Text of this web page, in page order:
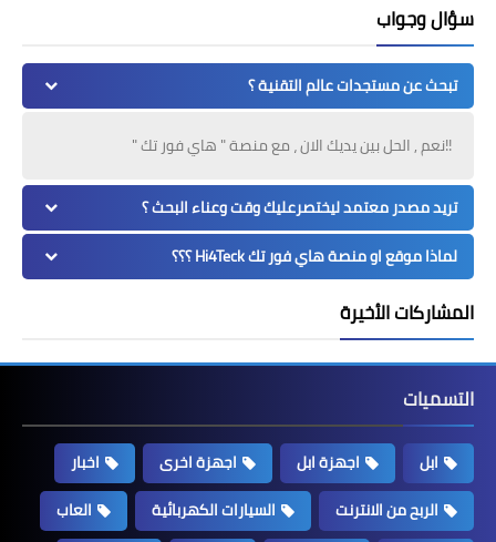
سؤال وجواب
تبحث عن مستجدات عالم التقنية ؟
!!نعم , الحل بين يديك الان ، مع منصة " هاي فور تك "
تريد مصدر معتمد ليختصرعليك وقت وعناء البحث ؟
لماذا موقع او منصة هاي فور تك Hi4Teck ؟؟؟
المشاركات الأخيرة
التسميات
ابل اجهزة ابل اجهزة اخرى
اخبار
الربح من الانترنت
السيارات الكهربائية
العاب